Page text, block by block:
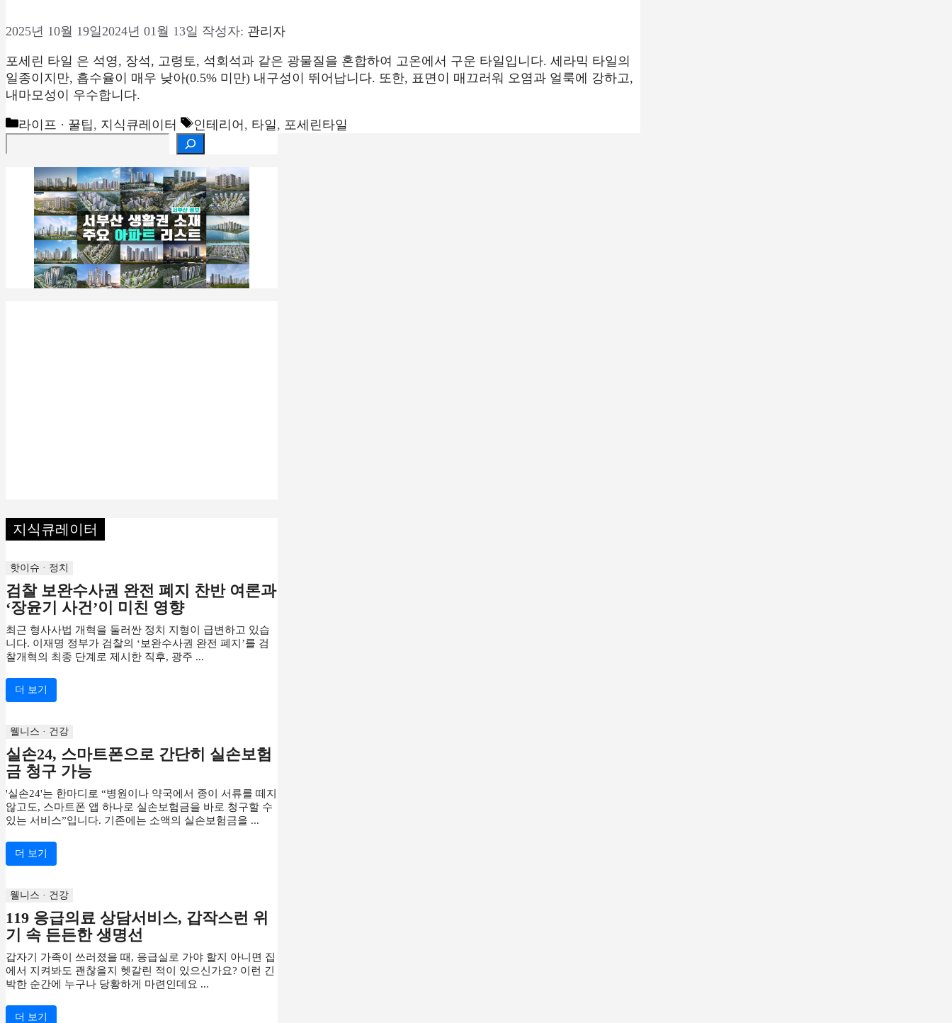
2025년 10월 19일 2024년 01월 13일 작성자: 관리자
포세린 타일 은 석영, 장석, 고령토, 석회석과 같은 광물질을 혼합하여 고온에서 구운 타일입니다. 세라믹 타일의
일종이지만, 흡수율이 매우 낮아(0.5% 미만) 내구성이 뛰어납니다. 또한, 표면이 매끄러워 오염과 얼룩에 강하고,
내마모성이 우수합니다.
카
라이프 · 꿀팁 , 지식큐레이터
태
그
인테리어 , 타일, 포세린타일
지식큐레이터
핫이슈 · 정치
검찰 보완수사권 완전 폐지 찬반 여론과
‘장윤기 사건’이 미친 영향
최근 형사사법 개혁을 둘러싼 정치 지형이 급변하고 있습
니다. 이재명 정부가 검찰의 ‘보완수사권 완전 폐지’를 검
찰개혁의 최종 단계로 제시한 직후, 광주 ...
더 보기
웰니스 · 건강
실손24, 스마트폰으로 간단히 실손보험
금 청구 가능
'실손24'는 한마디로 “병원이나 약국에서 종이 서류를 떼지
않고도, 스마트폰 앱 하나로 실손보험금을 바로 청구할 수
있는 서비스”입니다. 기존에는 소액의 실손보험금을 ...
더 보기
웰니스 · 건강
119 응급의료 상담서비스, 갑작스런 위
기 속 든든한 생명선
갑자기 가족이 쓰러졌을 때, 응급실로 가야 할지 아니면 집
에서 지켜봐도 괜찮을지 헷갈린 적이 있으신가요? 이런 긴
박한 순간에 누구나 당황하게 마련인데요 ...
더 보기